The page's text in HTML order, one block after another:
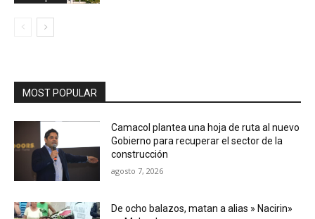
MOST POPULAR
Camacol plantea una hoja de ruta al nuevo
Gobierno para recuperar el sector de la
construcción
agosto 7, 2026
De ocho balazos, matan a alias » Nacirin»